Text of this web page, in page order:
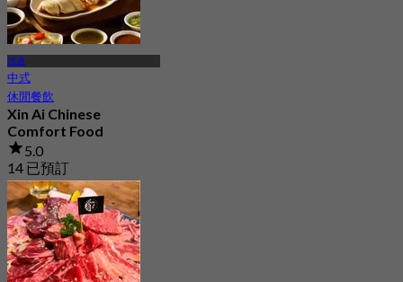
清邁
中式
休閒餐飲
Xin Ai Chinese
Comfort Food
5.0
14 已預訂
起฿ 347.5